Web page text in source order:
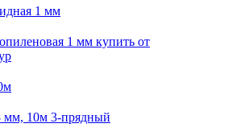
1 мм
1 мм купить от
10м 3-прядный